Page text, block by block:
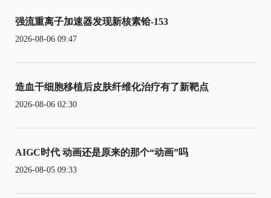
强流重离子加速器发现新核素铪-153
2026-08-06 09:47
造血干细胞移植后皮肤纤维化治疗有了新靶点
2026-08-06 02:30
AIGC时代 动画还是原来的那个“动画”吗
2026-08-05 09:33